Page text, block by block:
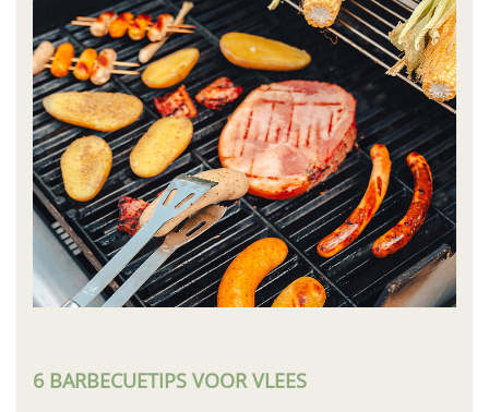
6 BARBECUETIPS VOOR VLEES